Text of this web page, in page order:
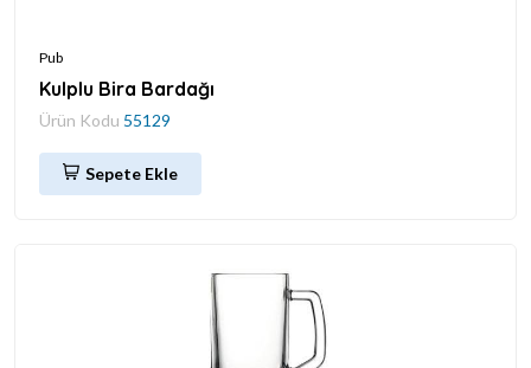
Pub
Kulplu Bira Bardağı
Ürün Kodu 55129
Sepete Ekle